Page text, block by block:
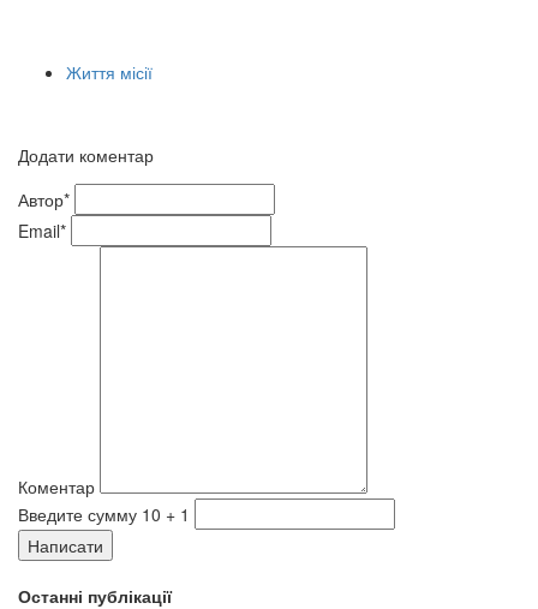
Життя місії
Додати коментар
Автор*
Email*
Коментар
Введите сумму 10 + 1
Написати
Останні публікації